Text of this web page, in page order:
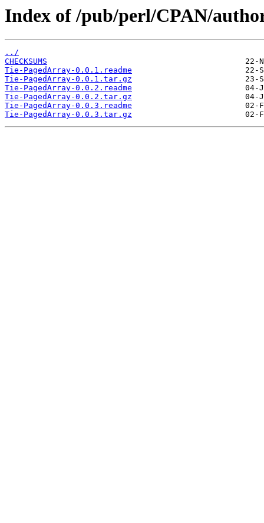
Index of /pub/perl/CPAN/
../
CHECKSUMS
Tie-PagedArray-0.0.1.readme
Tie-PagedArray-0.0.1.tar.gz
Tie-PagedArray-0.0.2.readme
Tie-PagedArray-0.0.2.tar.gz
Tie-PagedArray-0.0.3.readme
Tie-PagedArray-0.0.3.tar.gz